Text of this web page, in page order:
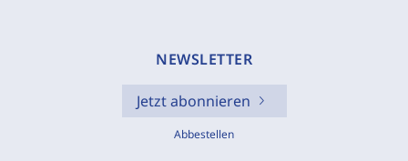
NEWSLETTER
Jetzt abonnieren
Abbestellen